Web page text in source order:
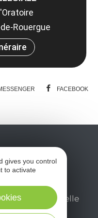
Rouergue
FACEBOOK
mensuelle
profiter
gives you control
to activate